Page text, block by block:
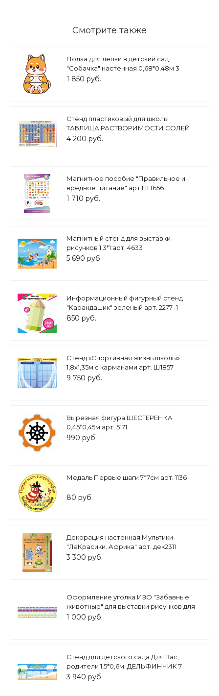
Смотрите также
Полка для лепки в детский сад
"Собачка" настенная 0,68*0,48м 3
полочки арт. П1439
1 850 руб.
Стенд пластиковый для школы
ТАБЛИЦА РАСТВОРИМОСТИ СОЛЕЙ
1,3*0,9м арт.2975
4 200 руб.
Магнитное пособие "Правильное и
вредное питание" арт.ПП656
1 710 руб.
Магнитный стенд для выставки
рисунков 1,3*1 арт. 4633
5 690 руб.
Информационный фигурный стенд
"Карандашик" зеленый арт. 2277_1
850 руб.
Стенд «Спортивная жизнь школы»
1,8х1,35м с карманами арт. Ш1857
9 750 руб.
Вырезная фигура ШЕСТЕРЕНКА
0,45*0,45м арт. 5171
990 руб.
Медаль Первые шаги 7*7см арт. 1136
80 руб.
Декорация настенная Мультики
"ЛаКрасики. Африка" арт. дек2311
3 300 руб.
Оформление уголка ИЗО "Забавные
животные" для выставки рисунков для
детского сада 4шт. 100*5 см арт.
1 000 руб.
Стенд для детского сада Для Вас,
родители 1,5*0,6м. ДЕЛЬФИНЧИК 7
карманов арт.2954
3 940 руб.